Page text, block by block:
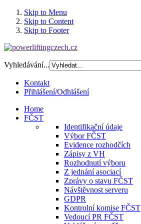
Skip to Menu
Skip to Content
Skip to Footer
Vyhledávání...
Kontakt
Přihlášení/Odhlášení
Home
FČST
Identifikační údaje
Výbor FČST
Evidence rozhodčích
Zápisy z VH
Rozhodnutí výboru
Z jednání asociací
Zprávy o stavu FČST
Návštěvnost serveru
GDPR
Kontrolní komise FČST
Vedoucí PR FČST